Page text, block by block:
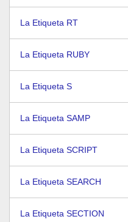
La Etiqueta RT
La Etiqueta RUBY
La Etiqueta S
La Etiqueta SAMP
La Etiqueta SCRIPT
La Etiqueta SEARCH
La Etiqueta SECTION